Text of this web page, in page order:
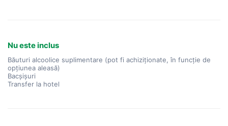
Nu este inclus
Băuturi alcoolice suplimentare (pot fi achiziționate, în funcție de
opțiunea aleasă)
Bacșișuri
Transfer la hotel